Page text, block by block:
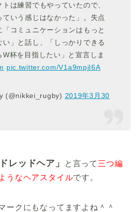
は練習でもやっていたので、
ていう感じはなかった」。失点
コミュニケーションはもっと
い」と話し、「しっかりできる
W杯を目指したい」と宣言しま
pic.twitter.com/V1a9mpjI6A
(@nikkei_rugby) 2019年3月30
ドレッドヘア」 と言って 三つ編
うなヘアスタイルです。
ークにもなってますよね＾＾